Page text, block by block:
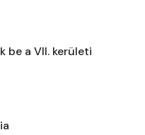
a VII. kerületi